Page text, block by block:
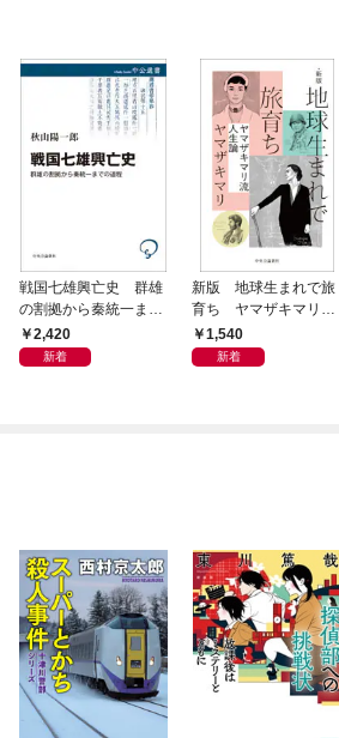
戦国七雄興亡史 群雄
の割拠から秦統一まで
の道程
2,420
新着
新版 地球生まれで旅
育ち ヤマザキマリ流
人生論
1,540
新着